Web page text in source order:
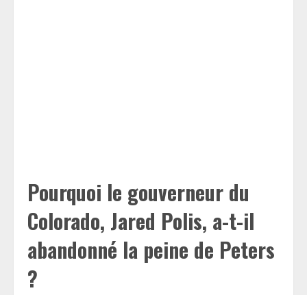
Pourquoi le gouverneur du
Colorado, Jared Polis, a-t-il
abandonné la peine de Peters
?